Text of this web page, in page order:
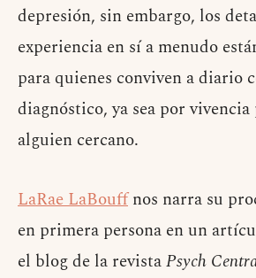
depresión, sin embargo, los
experiencia en sí a menudo
para quienes conviven a diario
diagnóstico, ya sea por
alguien cercano.
LaRae LaBouffnos narra su
en primera persona en un
el blog de la revistaPsych